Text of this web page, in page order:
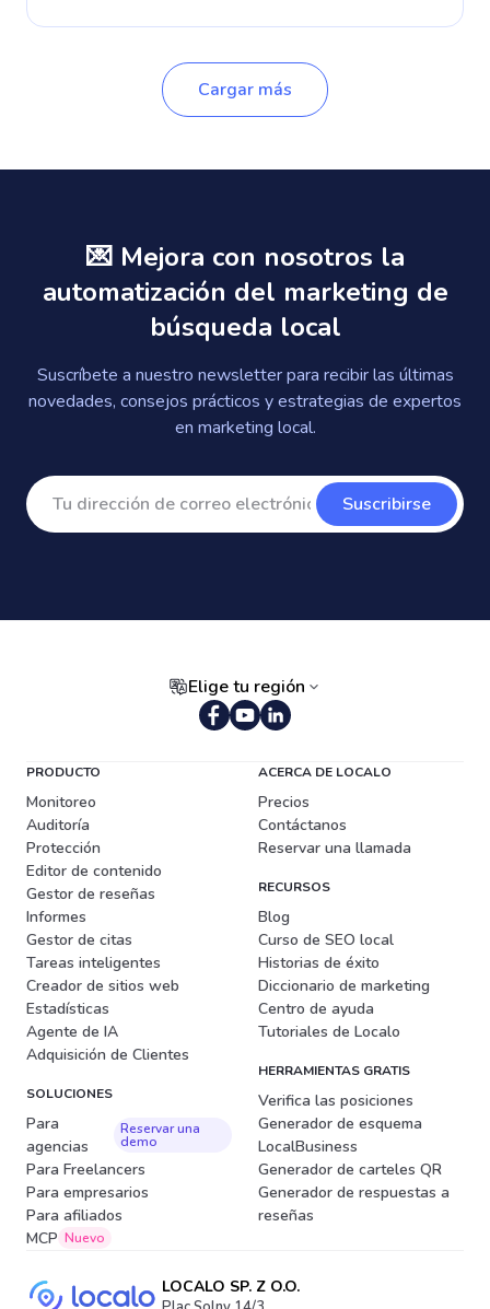
Cargar más
💌 Mejora con nosotros la
automatización del marketing de
búsqueda local
Suscríbete a nuestro newsletter para recibir las últimas
novedades, consejos prácticos y estrategias de expertos
en marketing local.
Suscribirse
Elige tu región
PRODUCTO
Monitoreo
Auditoría
Protección
Editor de contenido
Gestor de reseñas
Informes
Gestor de citas
Tareas inteligentes
Creador de sitios web
Estadísticas
Agente de IA
Adquisición de Clientes
SOLUCIONES
Para
agencias
Reservar una
demo
Para Freelancers
Para empresarios
Para afiliados
MCP Nuevo
ACERCA DE LOCALO
Precios
Contáctanos
Reservar una llamada
RECURSOS
Blog
Curso de SEO local
Historias de éxito
Diccionario de marketing
Centro de ayuda
Tutoriales de Localo
HERRAMIENTAS GRATIS
Verifica las posiciones
Generador de esquema
LocalBusiness
Generador de carteles QR
Generador de respuestas a
reseñas
LOCALO SP. Z O.O.